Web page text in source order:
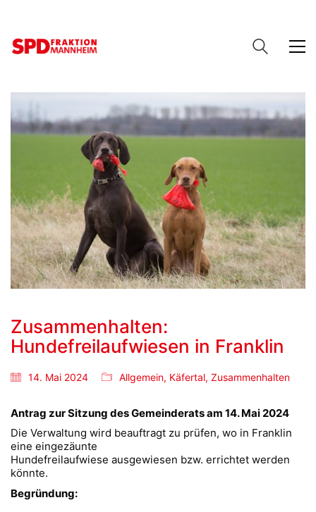
Zusammenhalten:
Hundefreilaufwiesen in Franklin
14. Mai 2024 Allgemein, Käfertal, Zusammenhalten
Antrag zur Sitzung des Gemeinderats am 14. Mai 2024
Die Verwaltung wird beauftragt zu prüfen, wo in Franklin
eine eingezäunte
Hundefreilaufwiese ausgewiesen bzw. errichtet werden
könnte.
Begründung: